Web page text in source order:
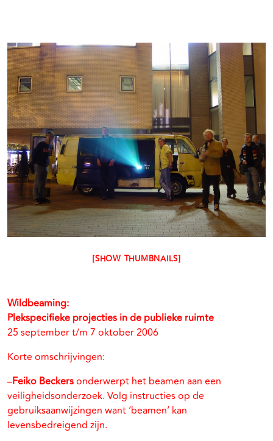
[SHOW THUMBNAILS]
Wildbeaming:
Plekspecifieke projecties in de publieke ruimte
25 september t/m 7 oktober 2006
Korte omschrijvingen:
–Feiko Beckersonderwerpt het beamen aan een
veiligheidsonderzoek. Volg instructies op de
gebruiksaanwijzingen want ‘beamen’ kan
levensbedreigend zijn.